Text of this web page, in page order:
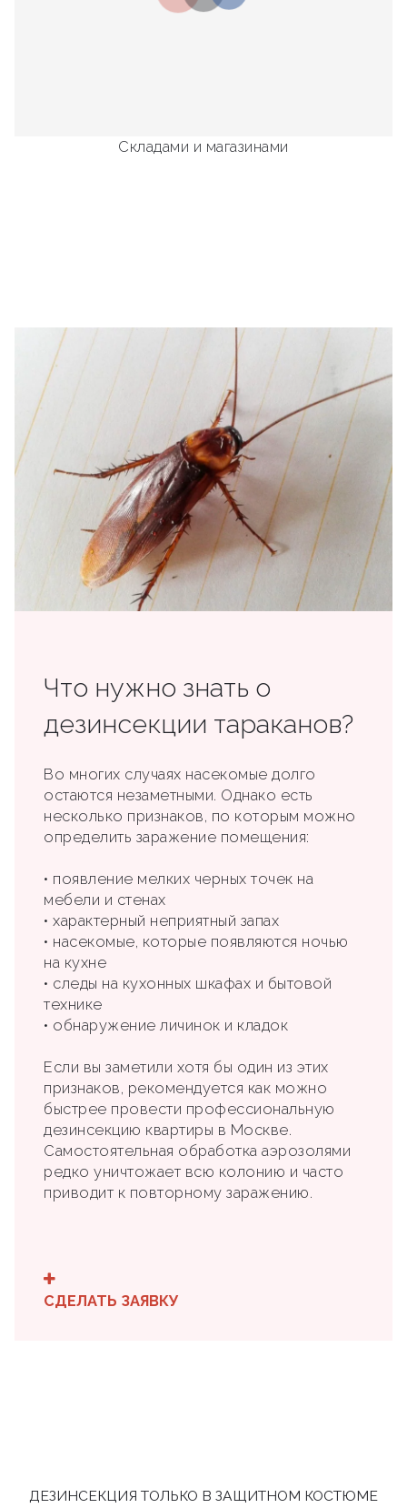
Складами и магазинами
Что нужно знать о
дезинсекции тараканов?
Во многих случаях насекомые долго
остаются незаметными. Однако есть
несколько признаков, по которым можно
определить заражение помещения:
• появление мелких черных точек на
мебели и стенах
• характерный неприятный запах
• насекомые, которые появляются ночью
на кухне
• следы на кухонных шкафах и бытовой
технике
• обнаружение личинок и кладок
Если вы заметили хотя бы один из этих
признаков, рекомендуется как можно
быстрее провести профессиональную
дезинсекцию квартиры в Москве.
Самостоятельная обработка аэрозолями
редко уничтожает всю колонию и часто
приводит к повторному заражению.
СДЕЛАТЬ ЗАЯВКУ
ДЕЗИНСЕКЦИЯ ТОЛЬКО В ЗАЩИТНОМ КОСТЮМЕ